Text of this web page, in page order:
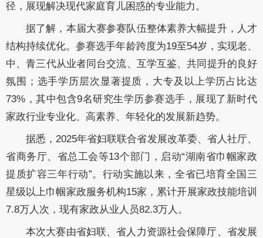
径，展现解决现代家庭育儿困惑的专业能力。
据了解，本届大赛参赛队伍整体素养大幅提升，人才
结构持续优化。参赛选手年龄跨度为19至54岁，实现老、
中、青三代从业者同台交流、互学互鉴、共同提升的良好
氛围；选手学历层次显著提质，大专及以上学历占比达
73%，其中包含9名研究生学历参赛选手，展现了新时代
家政行业专业化、高素养、年轻化的发展新趋势。
据悉，2025年省妇联联合省发展改革委、省人社厅、
省商务厅、省总工会等13个部门，启动“湖南省巾帼家政
提质扩容三年行动”。行动实施以来，全省已培育全国三
星级以上巾帼家政服务机构15家，累计开展家政技能培训
7.8万人次，现有家政从业人员82.3万人。
本次大赛由省妇联、省人力资源社会保障厅、省发展